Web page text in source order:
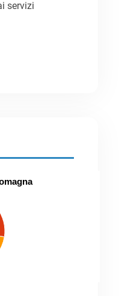
servizi